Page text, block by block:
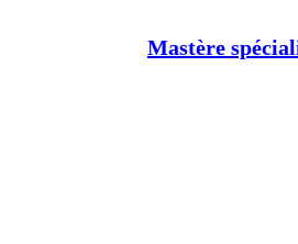
Mastère